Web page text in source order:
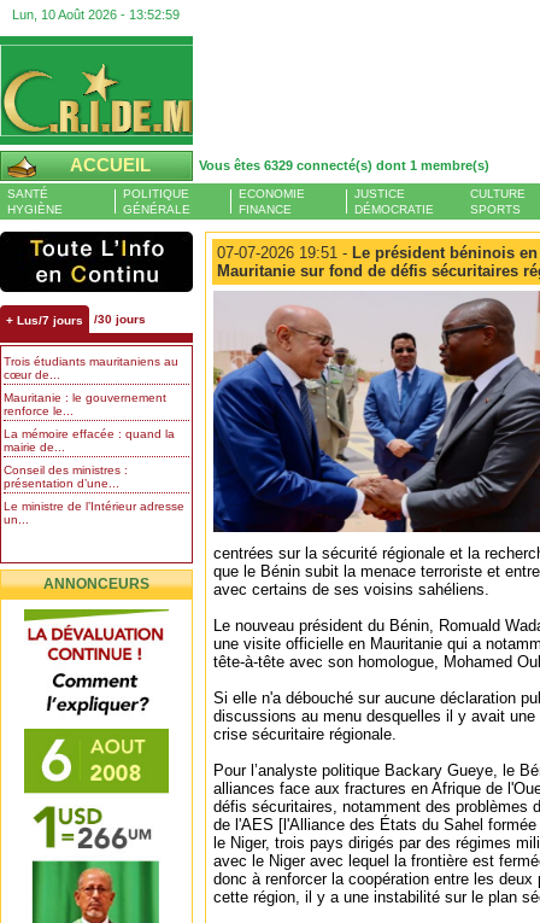
Lun, 10 Août 2026 - 13:53:00
ACCUEIL Vous êtes 6329 connecté(s) dont 1 membre(s)
SANTÉ
HYGIÈNE
POLITIQUE
GÉNÉRALE
ECONOMIE
FINANCE
JUSTICE
DÉMOCRATIE
CULTURE
SPORTS
+ Lus/7 jours /30 jours
Trois étudiants mauritaniens au
cœur de...
Mauritanie : le gouvernement
renforce le...
La mémoire effacée : quand la
mairie de...
Conseil des ministres :
présentation d’une...
Le ministre de l’Intérieur adresse
un...
ANNONCEURS
07-07-2026 19:51 - Le président béninois
Mauritanie sur fond de défis sécuritaires
centrées sur la sécurité régionale et la
que le Bénin subit la menace terroriste et
avec certains de ses voisins sahéliens.
Le nouveau président du Bénin, Romuald
une visite officielle en Mauritanie qui a
tête-à-tête avec son homologue, Mohamed
Si elle n'a débouché sur aucune déclaration
discussions au menu desquelles il y avait
crise sécuritaire régionale.
Pour l’analyste politique Backary Gueye, le
alliances face aux fractures en Afrique de
défis sécuritaires, notamment des problèmes
de l'AES [l'Alliance des États du Sahel
le Niger, trois pays dirigés par des régimes
avec le Niger avec lequel la frontière est
donc à renforcer la coopération entre les
cette région, il y a une instabilité sur le plan